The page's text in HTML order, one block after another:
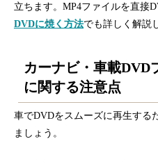
立ちます。MP4ファイルを直接
DVDに焼く方法でも詳しく解説
カーナビ・車載DVD
に関する注意点
車でDVDをスムーズに再生する
ましょう。